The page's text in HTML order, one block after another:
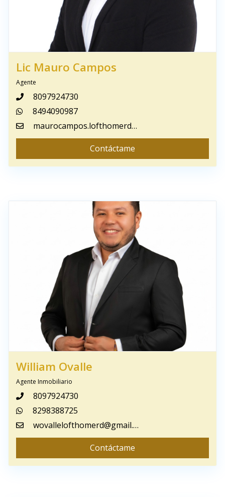
Lic Mauro Campos
Agente
8097924730
8494090987
maurocampos.lofthomerd@gmail.com
Contáctame
William Ovalle
Agente Inmobiliario
8097924730
8298388725
wovallelofthomerd@gmail.com
Contáctame